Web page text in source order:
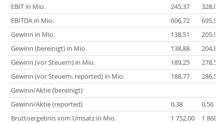
EBIT in Mio.
245,37
328,01
EBITDA in Mio.
606,72
695,91
Gewinn in Mio.
138,51
205,95
Gewinn (bereinigt) in Mio.
138,88
204,85
Gewinn (vor Steuern) in Mio.
189,25
278,54
Gewinn (vor Steuern, reported) in Mio.
188,77
286,57
Gewinn/Aktie (bereinigt)
Gewinn/Aktie (reported)
0,38
0,56
Bruttoergebnis vom Umsatz in Mio.
1 752,00
1